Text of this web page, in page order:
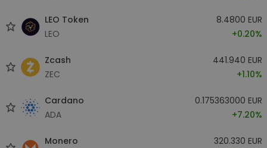
LEO Token
LEO
8.4800 EUR
+0.20%
Zcash
ZEC
441.940 EUR
+1.10%
Cardano
ADA
0.175363000 EUR
+7.20%
Monero
320.330 EUR